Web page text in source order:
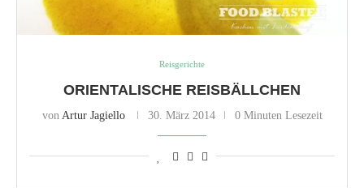
Reisgerichte
ORIENTALISCHE REISBÄLLCHEN
von Artur Jagiello 30. März 2014 0 Minuten Lesezeit